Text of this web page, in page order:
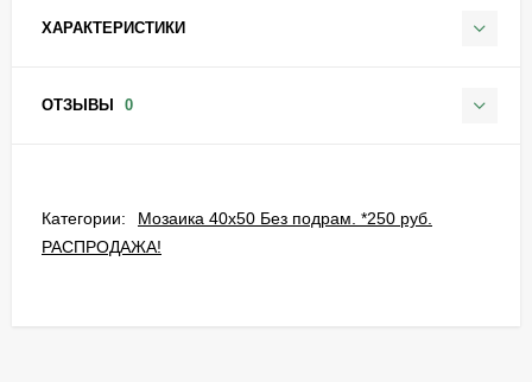
ХАРАКТЕРИСТИКИ
ОТЗЫВЫ 0
Категории:
Мозаика 40х50 Без подрам. *250 руб.
РАСПРОДАЖА!